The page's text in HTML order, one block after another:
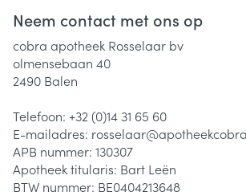
Neem contact met ons op
cobra apotheek Rosselaar bv
olmensebaan 40
2490 Balen
Telefoon: +32 (0)14 31 65 60
E-mailadres: rosselaar@
APB nummer: 130307
Apotheek titularis: Bart Leën
BTW nummer: BE0404213648